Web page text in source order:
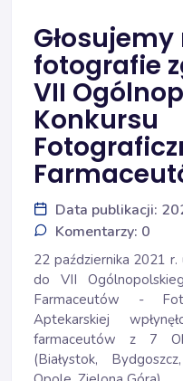
fotografie
VII
Konkursu
Data publikacji:
Komentarzy: 0
22 października 2021 r.
do VII
Farmaceutów -
Aptekarskiej
farmaceutów z 7
(Białystok,